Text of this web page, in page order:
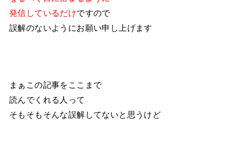
発信しているだけですので
誤解のないようにお願い申し上げます
まぁこの記事をここまで
読んでくれる人って
そもそもそんな誤解してないと思うけど